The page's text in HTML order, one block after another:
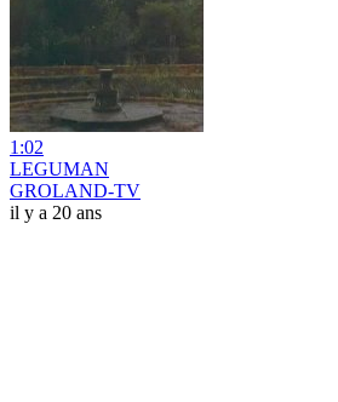
1:02
LEGUMAN
GROLAND-TV
il y a 20 ans